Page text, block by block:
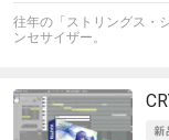
往年の「ストリングス・
ンセサイザー。